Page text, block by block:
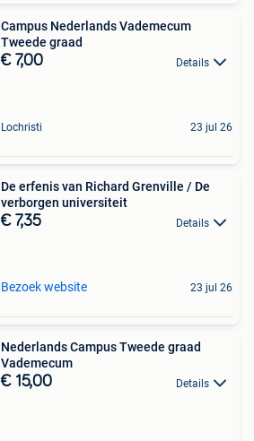
Campus Nederlands Vademecum
Tweede graad
€ 7,00 Details
Lochristi 23 jul 26
De erfenis van Richard Grenville / De
verborgen universiteit
€ 7,35 Details
Bezoek website 23 jul 26
Nederlands Campus Tweede graad
Vademecum
€ 15,00 Details